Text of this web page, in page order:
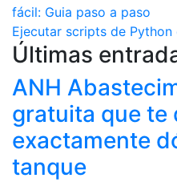
fácil: Guia paso a paso
Ejecutar scripts de Python
Últimas
ANH
gratuita que te
exactamente
tanque